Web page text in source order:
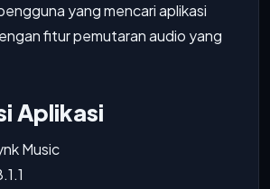
yang mencari aplikasi
fitur pemutaran audio yang
Aplikasi
Music